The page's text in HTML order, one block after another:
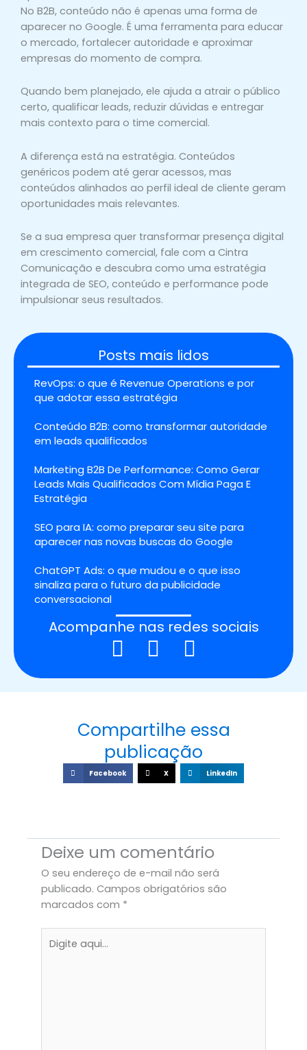
No B2B, conteúdo não é apenas uma forma de
aparecer no Google. É uma ferramenta para educar
o mercado, fortalecer autoridade e aproximar
empresas do momento de compra.
Quando bem planejado, ele ajuda a atrair o público
certo, qualificar leads, reduzir dúvidas e entregar
mais contexto para o time comercial.
A diferença está na estratégia. Conteúdos
genéricos podem até gerar acessos, mas
conteúdos alinhados ao perfil ideal de cliente geram
oportunidades mais relevantes.
Se a sua empresa quer transformar presença digital
em crescimento comercial, fale com a Cintra
Comunicação e descubra como uma estratégia
integrada de SEO, conteúdo e performance pode
impulsionar seus resultados.
Posts mais lidos
RevOps: o que é Revenue Operations e por
que adotar essa estratégia
Conteúdo B2B: como transformar autoridade
em leads qualificados
Marketing B2B De Performance: Como Gerar
Leads Mais Qualificados Com Mídia Paga E
Estratégia
SEO para IA: como preparar seu site para
aparecer nas novas buscas do Google
ChatGPT Ads: o que mudou e o que isso
sinaliza para o futuro da publicidade
conversacional
Acompanhe nas redes sociais
F
c
b
o
o
I
s
a
g
r
L
n
e
d
i
Compartilhe essa
publicação
Facebook X LinkedIn
Deixe um comentário
O seu endereço de e-mail não será
publicado. Campos obrigatórios são
marcados com *
aqui...